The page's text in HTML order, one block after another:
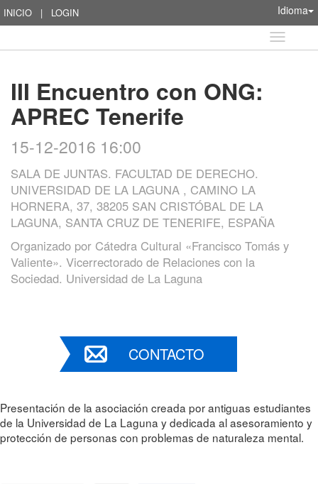
INICIO | LOGIN Idioma
Idioma
III Encuentro con ONG:
APREC Tenerife
15-12-2016 16:00
SALA DE JUNTAS. FACULTAD DE DERECHO.
UNIVERSIDAD DE LA LAGUNA , CAMINO LA
HORNERA, 37, 38205 SAN CRISTÓBAL DE LA
LAGUNA, SANTA CRUZ DE TENERIFE, ESPAÑA
Organizado por Cátedra Cultural «Francisco Tomás y
Valiente». Vicerrectorado de Relaciones con la
Sociedad. Universidad de La Laguna
CONTACTO
Presentación de la asociación creada por antiguas estudiantes
de la Universidad de La Laguna y dedicada al asesoramiento y
protección de personas con problemas de naturaleza mental.